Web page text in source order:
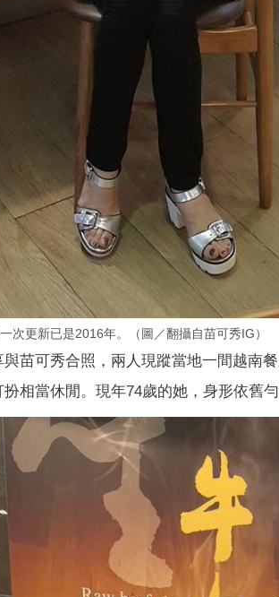
次更新已是2016年。（圖／翻攝自苗可秀IG）
苗可秀合照，兩人現蹤當地一間越南
相當休閒。現年74歲的她，身形依舊